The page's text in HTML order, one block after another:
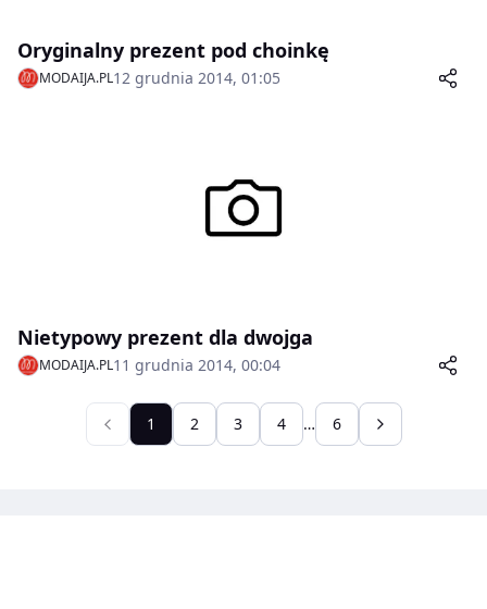
Oryginalny prezent pod choinkę
MODAIJA.PL12 grudnia 2014, 01:05
Nietypowy prezent dla dwojga
MODAIJA.PL11 grudnia 2014, 00:04
1 2 3 4 … 6